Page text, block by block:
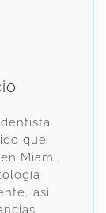
que
Miami,
así